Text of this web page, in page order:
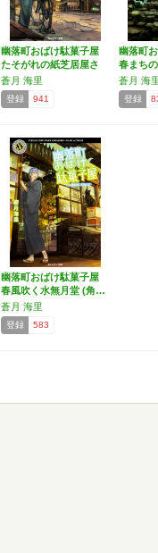
幽落町おばけ駄菓子屋
たそがれの紙芝居屋さ
ん…
蒼月 海里
登録 941
幽落町
春まち
蒼月 海
登録
幽落町おばけ駄菓子屋
春風吹く水無月堂 (角…
蒼月 海里
登録 583